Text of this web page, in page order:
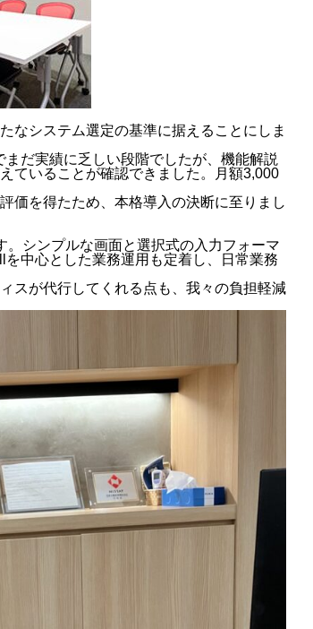
なシステム選定の基準に据えることにしま
だ実績に乏しい段階でしたが、機能解説
ていることが確認できました。月額3,000
価を得たため、本格導入の決断に至りまし
シンプルな画面と選択式の入力フォーマ
中心とした業務運用も定着し、日常業務
スが代行してくれる点も、我々の負担軽減